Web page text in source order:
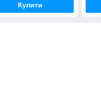
Купити